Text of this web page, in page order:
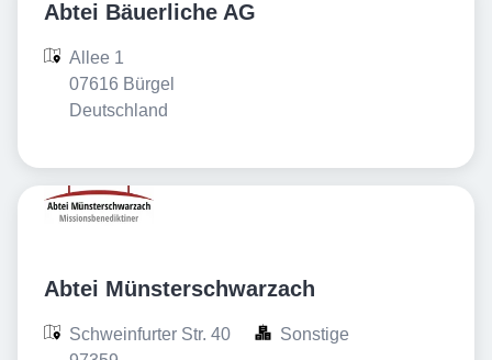
Abtei Bäuerliche AG
Allee 1
07616 Bürgel
Deutschland
Abtei Münsterschwarzach
Schweinfurter Str. 40
Sonstige